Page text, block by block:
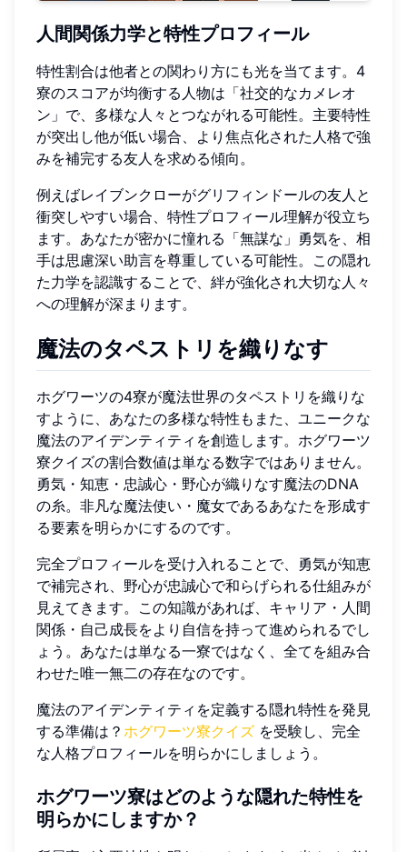
人間関係力学と特性プロフィール
特性割合は他者との関わり方にも光を当てます。4
寮のスコアが均衡する人物は「社交的なカメレオ
ン」で、多様な人々とつながれる可能性。主要特性
が突出し他が低い場合、より焦点化された人格で強
みを補完する友人を求める傾向。
例えばレイブンクローがグリフィンドールの友人と
衝突しやすい場合、特性プロフィール理解が役立ち
ます。あなたが密かに憧れる「無謀な」勇気を、相
手は思慮深い助言を尊重している可能性。この隠れ
た力学を認識することで、絆が強化され大切な人々
への理解が深まります。
魔法のタペストリを織りなす
ホグワーツの4寮が魔法世界のタペストリを織りな
すように、あなたの多様な特性もまた、ユニークな
魔法のアイデンティティを創造します。ホグワーツ
寮クイズの割合数値は単なる数字ではありません。
勇気・知恵・忠誠心・野心が織りなす魔法のDNA
の糸。非凡な魔法使い・魔女であるあなたを形成す
る要素を明らかにするのです。
完全プロフィールを受け入れることで、勇気が知恵
で補完され、野心が忠誠心で和らげられる仕組みが
見えてきます。この知識があれば、キャリア・人間
関係・自己成長をより自信を持って進められるでし
ょう。あなたは単なる一寮ではなく、全てを組み合
わせた唯一無二の存在なのです。
魔法のアイデンティティを定義する隠れ特性を発見
する準備は？ ホグワーツ寮クイズ を受験し、完全
な人格プロフィールを明らかにしましょう。
ホグワーツ寮はどのような隠れた特性を
明らかにしますか？